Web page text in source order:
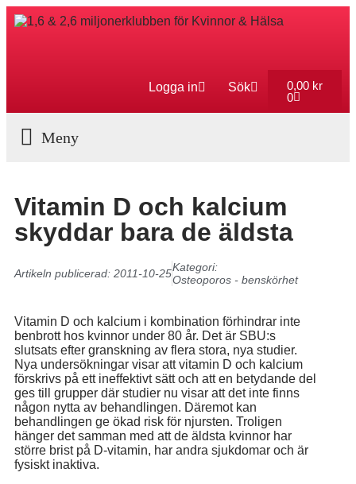
Logga in Sök 0,00 kr
0
Vitamin D och kalcium
skyddar bara de äldsta
Artikeln publicerad: 2011-10-25Kategori:
Osteoporos - benskörhet
Vitamin D och kalcium i kombination förhindrar inte
benbrott hos kvinnor under 80 år. Det är SBU:s
slutsats efter granskning av flera stora, nya studier.
Nya undersökningar visar att vitamin D och kalcium
förskrivs på ett ineffektivt sätt och att en betydande del
ges till grupper där studier nu visar att det inte finns
någon nytta av behandlingen. Däremot kan
behandlingen ge ökad risk för njursten. Troligen
hänger det samman med att de äldsta kvinnor har
större brist på D-vitamin, har andra sjukdomar och är
fysiskt inaktiva.